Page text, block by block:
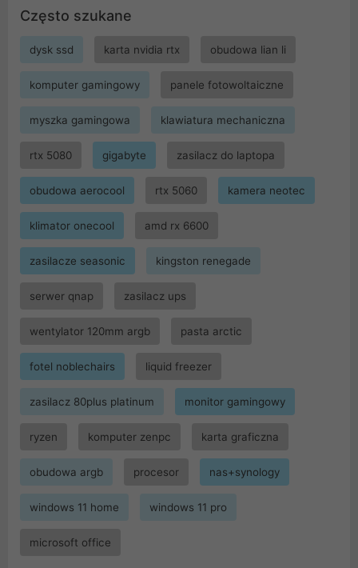
Często szukane
dysk ssd karta nvidia rtx obudowa lian li
komputer gamingowy panele fotowoltaiczne
myszka gamingowa klawiatura mechaniczna
rtx 5080 gigabyte zasilacz do laptopa
obudowa aerocool rtx 5060 kamera neotec
klimator onecool amd rx 6600
zasilacze seasonic kingston renegade
serwer qnap zasilacz ups
wentylator 120mm argb pasta arctic
fotel noblechairs liquid freezer
zasilacz 80plus platinum monitor gamingowy
ryzen komputer zenpc karta graficzna
obudowa argb procesor nas+synology
windows 11 home windows 11 pro
microsoft office